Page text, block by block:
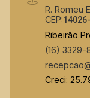
R. Romeu
CEP:
Ribeirão
(16) 3329-
Creci: